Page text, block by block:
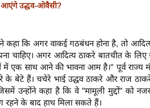
आएंगे उद्धव-ओवैसी?
कहा कि अगर वाकई गठबंधन होना है, तो
चाहिए। अगर आदित्य ठाकरे बातचीत के लिए
में एक साथ आने की भावना आम है।" पूर्व राज्य
के बेटे हैं। चचेरे भाई उद्धव ठाकरे और राज
उन्होंने कहा है कि वे "मामूली मुद्दों"
रहने के बाद हाथ मिला सकते हैं।